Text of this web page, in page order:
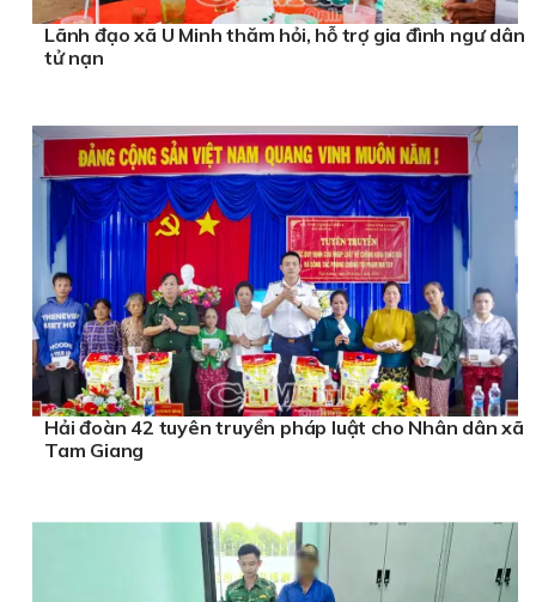
Lãnh đạo xã U Minh thăm hỏi, hỗ trợ gia đình ngư dân
tử nạn
Hải đoàn 42 tuyên truyền pháp luật cho Nhân dân xã
Tam Giang